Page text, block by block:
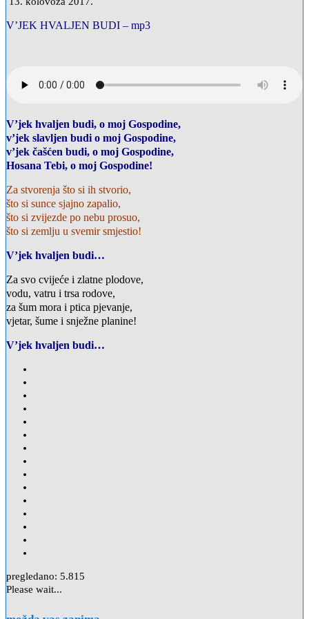
V’JEK HVALJEN BUDI – mp3
V’jek hvaljen budi, o moj Gospodine,
v’jek slavljen budi o moj Gospodine,
v’jek čašćen budi, o moj Gospodine,
Hosana Tebi, o moj Gospodine!
Za stvorenja što si ih stvorio,
što si sunce sjajno zapalio,
što si zvijezde po nebu prosuo,
što si zemlju u svemir smjestio!
V’jek hvaljen budi…
Za svo cvijeće i zlatne plodove,
vodu, vatru i trsa rodove,
za šum mora i ptica pjevanje,
vjetar, šume i snježne planine!
V’jek hvaljen budi…
pregledano: 5.815
Please wait...